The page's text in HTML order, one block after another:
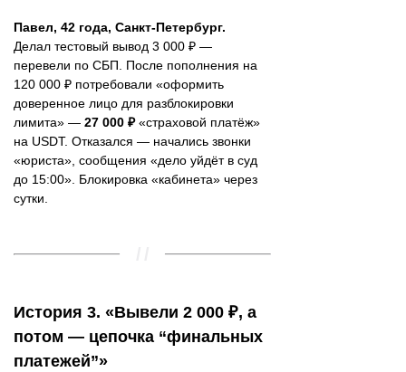
Павел, 42 года, Санкт-Петербург.
Делал тестовый вывод 3 000 ₽ —
перевели по СБП. После пополнения на
120 000 ₽ потребовали «оформить
доверенное лицо для разблокировки
лимита» — 27 000 ₽«страховой платёж»
на USDT. Отказался — начались звонки
«юриста», сообщения «дело уйдёт в суд
до 15:00». Блокировка «кабинета» через
сутки.
История 3. «Вывели 2 000 ₽, а
потом — цепочка “финальных
платежей”»